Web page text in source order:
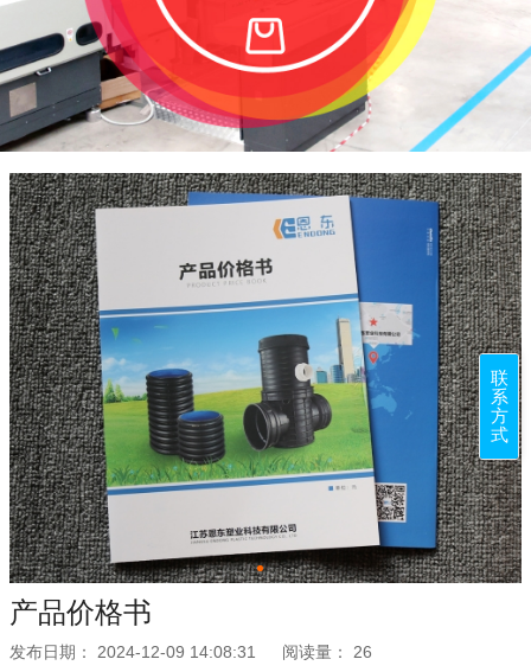
产品价格书
发布日期： 2024-12-09 14:08:31 阅读量：
26
联
系
方
式